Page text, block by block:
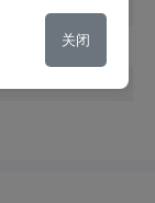
关闭